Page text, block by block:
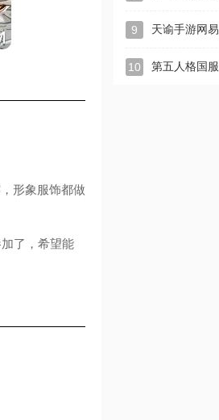
形象服饰都做
加了，希望能
9
10 第五人格国服